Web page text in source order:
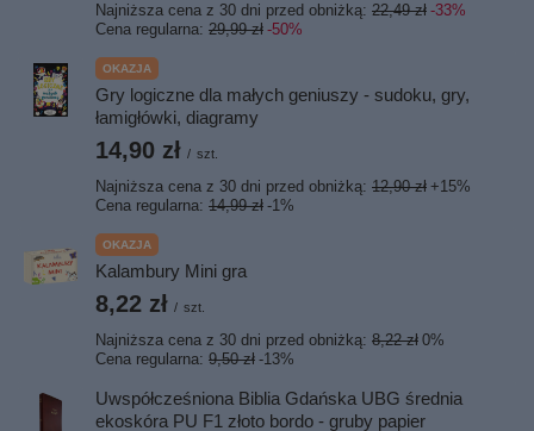
Najniższa cena z 30 dni przed obniżką: 22,49 zł -33%
Cena regularna: 29,99 zł -50%
OKAZJA
Gry logiczne dla małych geniuszy - sudoku, gry,
łamigłówki, diagramy
14,90 zł / szt.
Najniższa cena z 30 dni przed obniżką: 12,90 zł +15%
Cena regularna: 14,99 zł -1%
OKAZJA
Kalambury Mini gra
8,22 zł / szt.
Najniższa cena z 30 dni przed obniżką: 8,22 zł 0%
Cena regularna: 9,50 zł -13%
Uwspółcześniona Biblia Gdańska UBG średnia
ekoskóra PU F1 złoto bordo - gruby papier